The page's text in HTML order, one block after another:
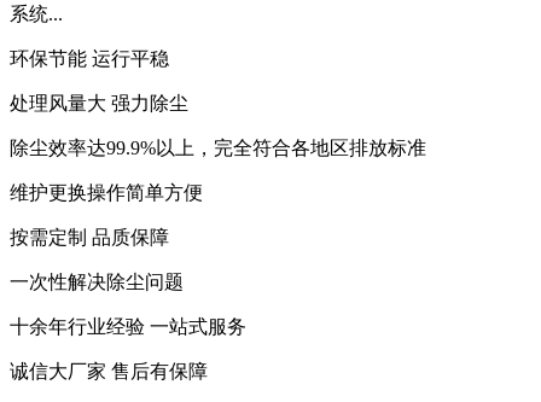
系统...
环保节能 运行平稳
处理风量大 强力除尘
除尘效率达99.9%以上，完全符合各地区排放标准
维护更换操作简单方便
按需定制 品质保障
一次性解决除尘问题
十余年行业经验 一站式服务
诚信大厂家 售后有保障